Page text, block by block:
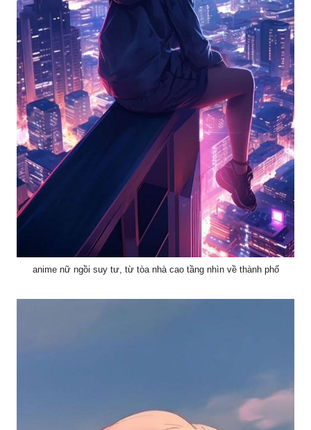
anime nữ ngồi suy tư, từ tòa nhà cao tầng nhìn về thành phố